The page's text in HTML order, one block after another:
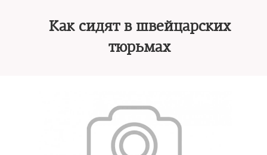
Как сидят в швейцарских
тюрьмах